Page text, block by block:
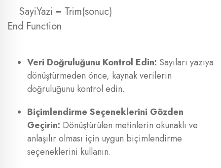
SayiYazi = Trim(sonuc)
End Function
Veri Doğruluğunu Kontrol Edin: Sayıları yazıya
dönüştürmeden önce, kaynak verilerin
doğruluğunu kontrol edin.
Biçimlendirme Seçeneklerini Gözden
Geçirin: Dönüştürülen metinlerin okunaklı ve
anlaşılır olması için uygun biçimlendirme
seçeneklerini kullanın.